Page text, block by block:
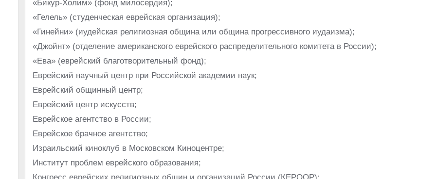
«Бикур-Холим» (фонд милосердия);
«Гелель» (студенческая еврейская организация);
«Гинейни» (иудейская религиозная община или община прогрессивного иудаизма);
«Джойнт» (отделение американского еврейского распределительного комитета в России);
«Ева» (еврейский благотворительный фонд);
Еврейский научный центр при Российской академии наук;
Еврейский общинный центр;
Еврейский центр искусств;
Еврейское агентство в России;
Еврейское брачное агентство;
Израильский киноклуб в Московском Киноцентре;
Институт проблем еврейского образования;